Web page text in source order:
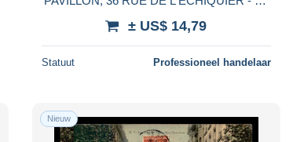
± US$ 14,79
Statuut Professioneel handelaar
Nieuw